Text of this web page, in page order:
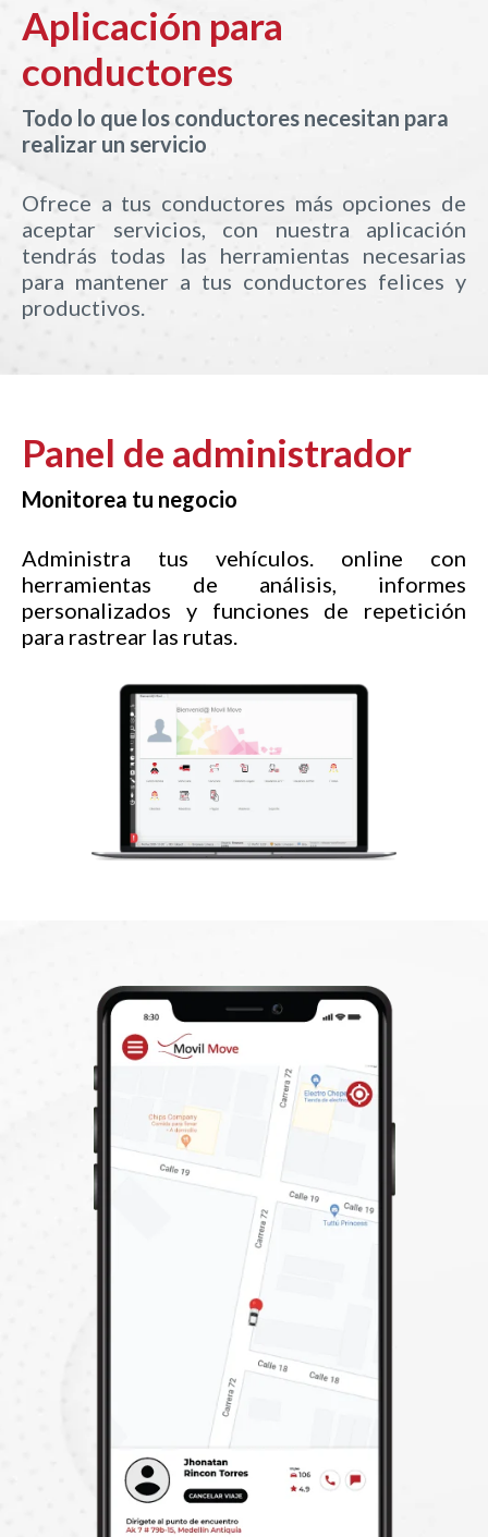
Aplicación para
conductores
Todo lo que los conductores necesitan para
realizar un servicio
Ofrece a tus conductores más opciones de
aceptar servicios, con nuestra aplicación
tendrás todas las herramientas necesarias
para mantener a tus conductores felices y
productivos.
Panel de administrador
Monitorea tu negocio
Administra tus vehículos. online con
herramientas de análisis, informes
personalizados y funciones de repetición
para rastrear las rutas.